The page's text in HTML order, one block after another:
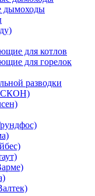
дымоходы
для котлов
для горелок
разводки